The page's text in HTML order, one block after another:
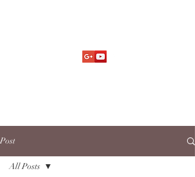
Post
All Posts